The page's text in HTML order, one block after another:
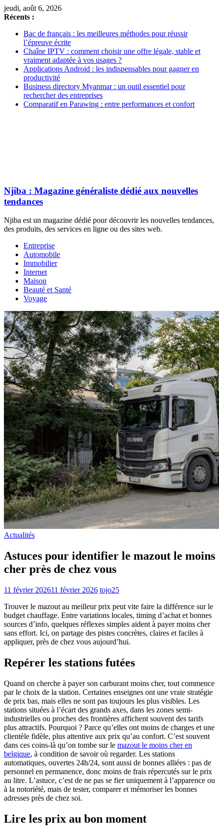
jeudi, août 6, 2026
Récents :
Bac de français : les meilleures méthodes pour réussir
l’épreuve écrite
Chaîne IPTV : comment choisir une offre légale, stable et
vraiment adaptée à vos usages ?
Applications Android : les indispensables pour gagner en
productivité
Business directory Myanmar : un outil essentiel pour
rechercher des entreprises
Comparatif en Parawing : entre performances et confort
Njiba : Magazine généraliste dédié aux nouvelles
tendances
Njiba est un magazine dédié pour découvrir les nouvelles tendances,
des produits, des services en ligne ou des sites web.
Entreprise
Automobile
Immobilier
Internet
Maison
Beauté et Santé
Voyage
Actualités
Astuces pour identifier le mazout le moins
cher près de chez vous
11 février 202611 février 2026 tojo25
Trouver le mazout au meilleur prix peut vite faire la différence sur le
budget chauffage. Entre variations locales, timing d’achat et bonnes
sources d’info, quelques réflexes simples aident à payer moins cher
sans effort. Ici, on partage des pistes concrètes, claires et faciles à
appliquer, près de chez vous aujourd’hui.
Repérer les stations futées
Quand on cherche à payer son carburant moins cher, tout commence
par le choix de la station. Certaines enseignes ont une vraie stratégie
de prix bas, mais elles ne sont pas toujours les plus visibles. Les
stations situées à l’écart des grands axes, dans les zones semi-
industrielles ou proches des frontières affichent souvent des tarifs
plus attractifs. Pourquoi ? Parce qu’elles ont moins de charges et une
clientèle fidèle, plus attentive aux prix qu’au confort. C’est souvent
dans ces coins-là qu’on tombe sur le mazout le moins cher en
belgique, à condition de savoir où regarder. Les stations
automatiques, ouvertes 24h/24, sont aussi de bonnes alliées : pas de
personnel en permanence, donc moins de frais répercutés sur le prix
au litre. L’astuce, c’est de ne pas se fier uniquement à l’apparence ou
à la notoriété, mais de tester, comparer et mémoriser les bonnes
adresses près de chez soi.
Lire les prix au bon moment